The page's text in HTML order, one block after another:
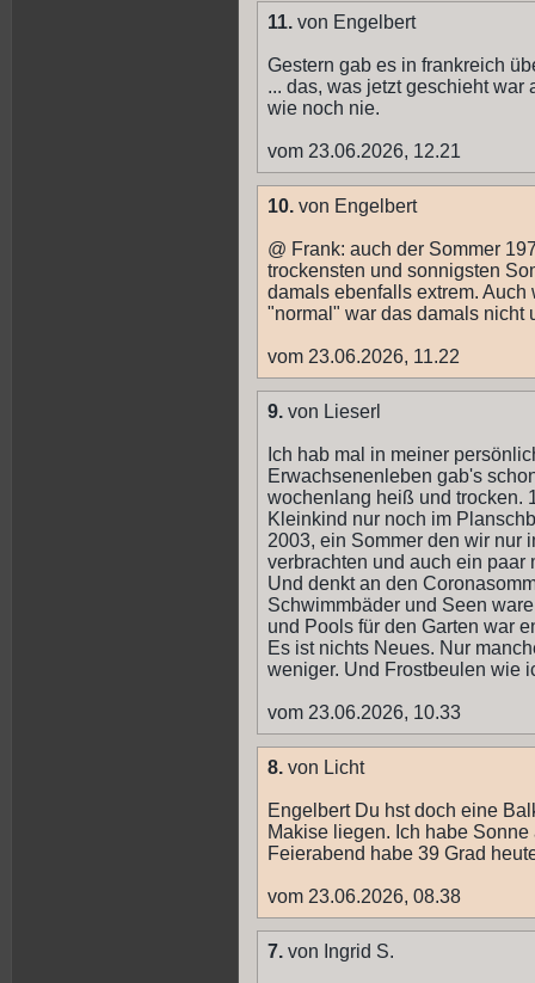
11. von Engelbert
Gestern gab es in frankreich
... das, was jetzt geschieht war
wie noch nie.
vom 23.06.2026, 12.21
10. von Engelbert
@ Frank: auch der Sommer
trockensten und sonnigsten
damals ebenfalls extrem.
"normal" war das damals nicht
vom 23.06.2026, 11.22
9. von Lieserl
Ich hab mal in meiner
Erwachsenenleben gab's
wochenlang heiß und trocken.
Kleinkind nur noch im
2003, ein Sommer den wir nur
verbrachten und auch ein paar
Und denkt an den
Schwimmbäder und Seen
und Pools für den Garten war
Es ist nichts Neues. Nur
weniger. Und Frostbeulen wie
vom 23.06.2026, 10.33
8. von Licht
Engelbert Du hst doch eine
Makise liegen. Ich habe
Feierabend habe 39 Grad
vom 23.06.2026, 08.38
7. von Ingrid S.